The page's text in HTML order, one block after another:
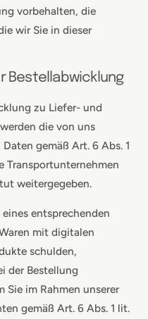
vorbehalten, die
wir Sie in dieser
Bestellabwicklung
zu Liefer- und
die von uns
gemäß Art. 6 Abs. 1
Transportunternehmen
weitergegeben.
entsprechenden
mit digitalen
schulden,
der Bestellung
im Rahmen unserer
gemäß Art. 6 Abs. 1 lit.